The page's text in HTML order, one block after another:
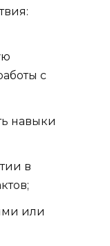
с
навыки
в
или